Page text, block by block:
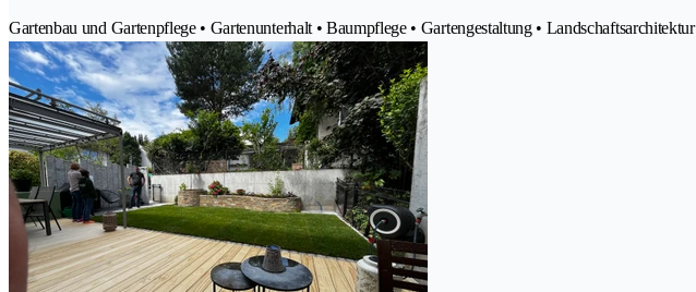
Gartenbau und Gartenpflege • Gartenunterhalt • Baumpflege • Gartengestaltung • Landschaftsarchitektur